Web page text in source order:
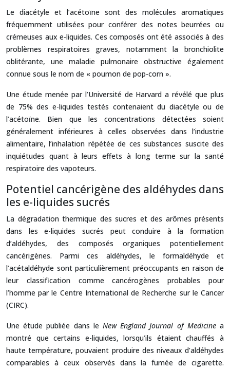
Le diacétyle et l’acétoïne sont des molécules aromatiques
fréquemment utilisées pour conférer des notes beurrées ou
crémeuses aux e-liquides. Ces composés ont été associés à des
problèmes respiratoires graves, notamment la bronchiolite
oblitérante, une maladie pulmonaire obstructive également
connue sous le nom de « poumon de pop-corn ».
Une étude menée par l’Université de Harvard a révélé que plus
de 75% des e-liquides testés contenaient du diacétyle ou de
l’acétoïne. Bien que les concentrations détectées soient
généralement inférieures à celles observées dans l’industrie
alimentaire, l’inhalation répétée de ces substances suscite des
inquiétudes quant à leurs effets à long terme sur la santé
respiratoire des vapoteurs.
Potentiel cancérigène des aldéhydes dans
les e-liquides sucrés
La dégradation thermique des sucres et des arômes présents
dans les e-liquides sucrés peut conduire à la formation
d’aldéhydes, des composés organiques potentiellement
cancérigènes. Parmi ces aldéhydes, le formaldéhyde et
l’acétaldéhyde sont particulièrement préoccupants en raison de
leur classification comme cancérogènes probables pour
l’homme par le Centre International de Recherche sur le Cancer
(CIRC).
Une étude publiée dans le New England Journal of Medicine a
montré que certains e-liquides, lorsqu’ils étaient chauffés à
haute température, pouvaient produire des niveaux d’aldéhydes
comparables à ceux observés dans la fumée de cigarette.